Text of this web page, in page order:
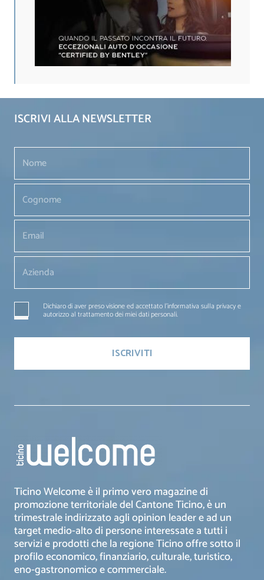
ISCRIVI ALLA NEWSLETTER
Dichiaro di aver preso visione ed accettato l'informativa sulla privacy e
autorizzo al trattamento dei miei dati personali.
Ticino Welcome è il primo vero magazine di
promozione territoriale del Cantone Ticino, è un
trimestrale indirizzato agli opinion leader e ad un
target medio-alto di persone interessate a tutti i
servizi e prodotti che la regione Ticino offre sotto il
profilo economico, finanziario, culturale, turistico,
eno-gastronomico e commerciale.